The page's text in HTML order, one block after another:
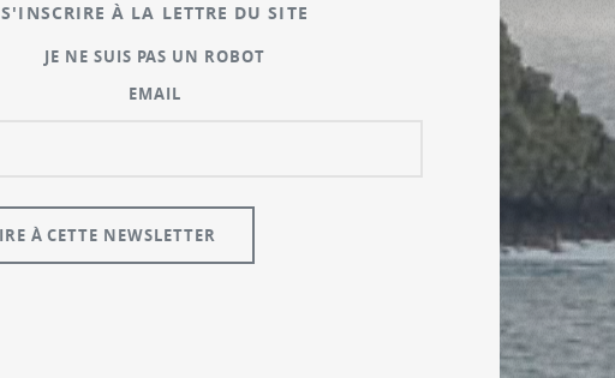
S'INSCRIRE À LA LETTRE DU SITE
JE NE SUIS PAS UN ROBOT
EMAIL